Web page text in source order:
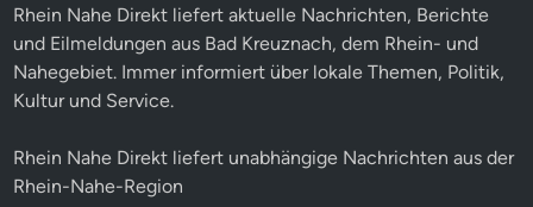
Rhein Nahe Direkt liefert aktuelle Nachrichten, Berichte
und Eilmeldungen aus Bad Kreuznach, dem Rhein- und
Nahegebiet. Immer informiert über lokale Themen, Politik,
Kultur und Service.
Rhein Nahe Direkt liefert unabhängige Nachrichten aus der
Rhein-Nahe-Region